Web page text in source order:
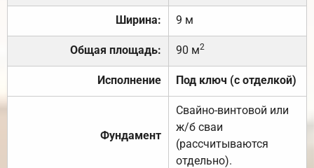
Ширина: 9 м
Общая площадь: 90 м2
Исполнение Под ключ (с отделкой)
Фундамент
Свайно-винтовой или
ж/б сваи
(рассчитываются
отдельно).